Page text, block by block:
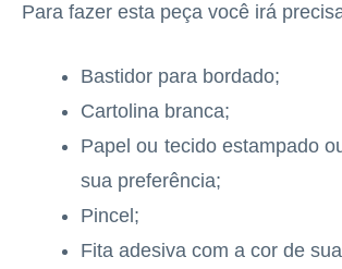
Para fazer esta peça você irá
Bastidor para bordado;
Cartolina branca;
Papel ou tecido estampado
sua preferência;
Pincel;
Fita adesiva com a cor de